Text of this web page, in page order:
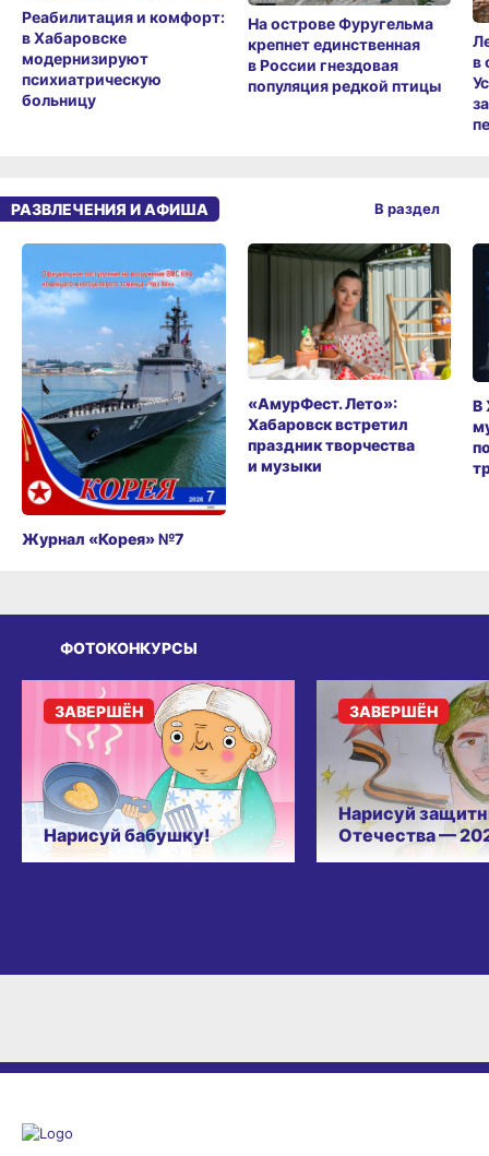
Реабилитация и комфорт:
в Хабаровске
модернизируют
психиатрическую
больницу
На острове Фуругельма
крепнет единственная
в России гнездовая
популяция редкой птицы
в
РАЗВЛЕЧЕНИЯ И АФИША
Журнал «Корея» №7
«АмурФест. Лето»:
Хабаровск встретил
праздник творчества
и музыки
В
В раздел
ФОТОКОНКУРСЫ
Нарисуй бабушку!
ЗАВЕРШЁН
Нарисуй
Отечества —
ЗАВЕРШЁН